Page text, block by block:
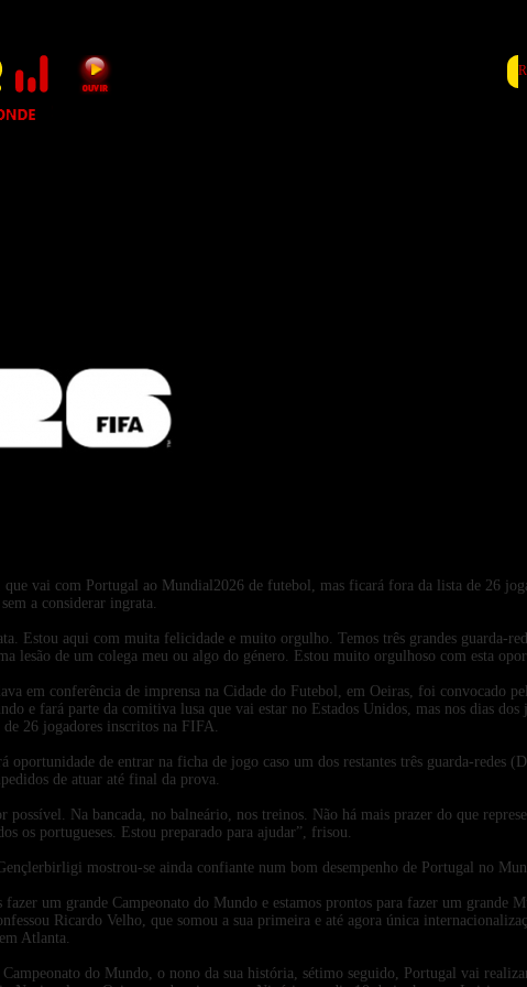
que vai com Portugal ao Mundial2026 de futebol, mas ficará fora da lista de 26
a considerar ingrata.
Estou aqui com muita felicidade e muito orgulho. Temos três grandes guarda-
lesão de um colega meu ou algo do género. Estou muito orgulhoso com esta
em conferência de imprensa na Cidade do Futebol, em Oeiras, foi convocado
e fará parte da comitiva lusa que vai estar no Estados Unidos, mas nos dias dos
26 jogadores inscritos na FIFA.
oportunidade de entrar na ficha de jogo caso um dos restantes três guarda-redes
de atuar até final da prova.
possível. Na bancada, no balneário, nos treinos. Não há mais prazer do que
os portugueses. Estou preparado para ajudar”, frisou.
mostrou-se ainda confiante num bom desempenho de Portugal no
fazer um grande Campeonato do Mundo e estamos prontos para fazer um grande
Ricardo Velho, que somou a sua primeira e até agora única
Atlanta.
do Mundo, o nono da sua história, sétimo seguido, Portugal vai